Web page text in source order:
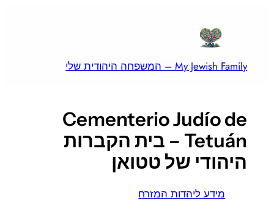
My Jewish Family – המשפחה היהודית שלי
Cementerio Judío de
Tetuán – בית הקברות
היהודי של טטואן
מידע ליהדות המזרח